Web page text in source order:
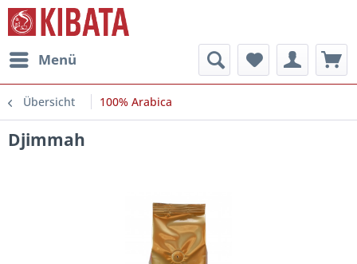
Menü
Übersicht 100% Arabica
Djimmah